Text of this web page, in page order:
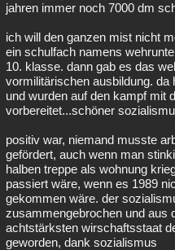
jahren immer noch 7000 dm
ich will den ganzen mist nicht
ein schulfach namens
10. klasse. dann gab es das
vormilitärischen ausbildung.
und wurden auf den kampf mit
vorbereitet...schöner
positiv war, niemand musste
gefördert, auch wenn man
halben treppe als wohnung
passiert wäre, wenn es 1989
gekommen wäre. der
zusammengebrochen und aus
achtstärksten wirschaftsstaat
geworden, dank sozialismus